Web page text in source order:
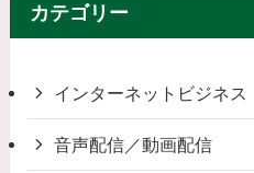
カテゴリー
インターネットビジネス
音声配信／動画配信